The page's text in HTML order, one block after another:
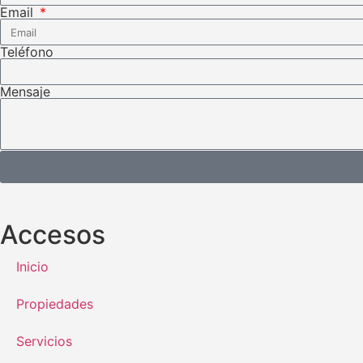
Email
Teléfono
Mensaje
Accesos
Inicio
Propiedades
Servicios